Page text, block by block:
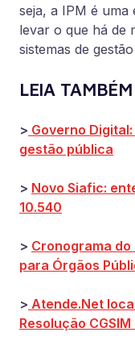
seja, a IPM é uma
levar o que há de
sistemas de
LEIA
> Governo
gestão pública
> Novo Siafic:
10.540
> Cronograma
para Órgãos
> Atende.Net
Resolução